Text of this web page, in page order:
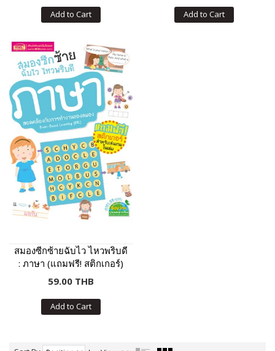
Add to Cart Add to Cart
สมองซีกซ้ายฉับไว ไหวพริบดี
: ภาษา (แถมฟรี! สติกเกอร์)
59.00 THB
Add to Cart